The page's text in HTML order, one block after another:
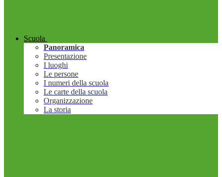
Scuola
Panoramica
Presentazione
I luoghi
Le persone
I numeri della scuola
Le carte della scuola
Organizzazione
La storia